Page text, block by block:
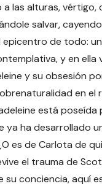
las alturas,
salvar,
de todo:
y en ella
y su obsesión
en el
está
ha desarrollado
es de Carlota de
el trauma de
conciencia, aquí